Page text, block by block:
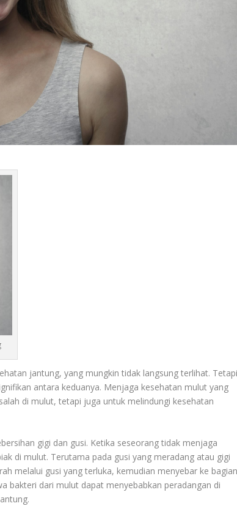
jantung, yang mungkin tidak langsung terlihat.
antara keduanya. Menjaga kesehatan mulut yang
di mulut, tetapi juga untuk melindungi kesehatan
gigi dan gusi. Ketika seseorang tidak menjaga
di mulut. Terutama pada gusi yang meradang atau gigi
melalui gusi yang terluka, kemudian menyebar ke
bakteri dari mulut dapat menyebabkan peradangan di